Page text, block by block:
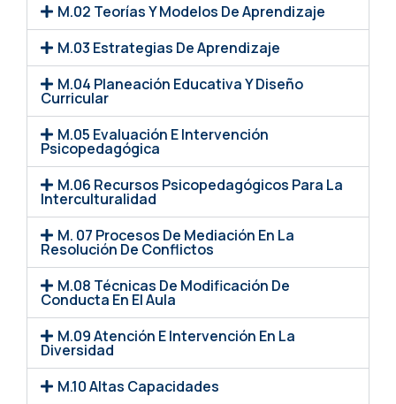
M.02 Teorías Y Modelos De Aprendizaje
M.03 Estrategias De Aprendizaje
M.04 Planeación Educativa Y Diseño
Curricular
M.05 Evaluación E Intervención
Psicopedagógica
M.06 Recursos Psicopedagógicos Para La
Interculturalidad
M. 07 Procesos De Mediación En La
Resolución De Conflictos
M.08 Técnicas De Modificación De
Conducta En El Aula
M.09 Atención E Intervención En La
Diversidad
M.10 Altas Capacidades